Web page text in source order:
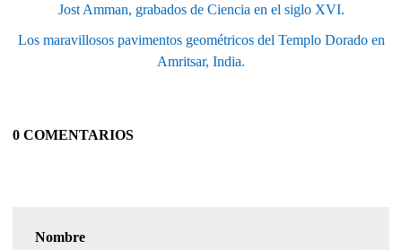
Jost Amman, grabados de Ciencia en el siglo XVI.
Los maravillosos pavimentos geométricos del Templo Dorado en
Amritsar, India.
0 COMENTARIOS
Nombre